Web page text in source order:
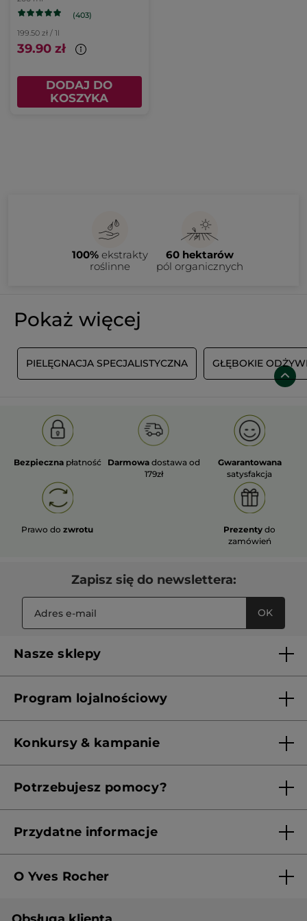
(403)
199.50 zł / 1l
39.90 zł
DODAJ DO
KOSZYKA
100% ekstrakty
roślinne
60 hektarów
pól organicznych
Pokaż więcej
PIELĘGNACJA SPECJALISTYCZNA GŁĘBOKIE
Bezpieczna płatność Darmowa dostawa od
179zł
Gwarantowana
satysfakcja
Prawo dozwrotu Prezenty do
zamówień
Zapisz się do newslettera:
OK
Nasze sklepy
Franczyza
Program lojalnościowy
Konkursy & kampanie
Potrzebujesz pomocy?
Przydatne informacje
Polityka prywatności
O Yves Rocher